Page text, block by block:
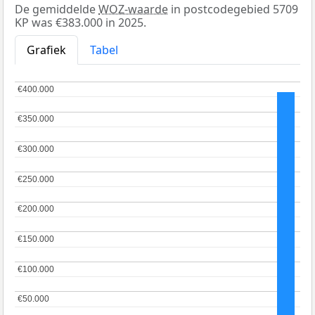
De gemiddeldeWOZ-waarde in postcodegebied 5709
KP was €383.000 in 2025.
Grafiek
Tabel
€50.000
€50.000
€100.000
€100.000
€150.000
€150.000
€200.000
€200.000
€250.000
€250.000
€300.000
€300.000
€350.000
€350.000
€400.000
€400.000